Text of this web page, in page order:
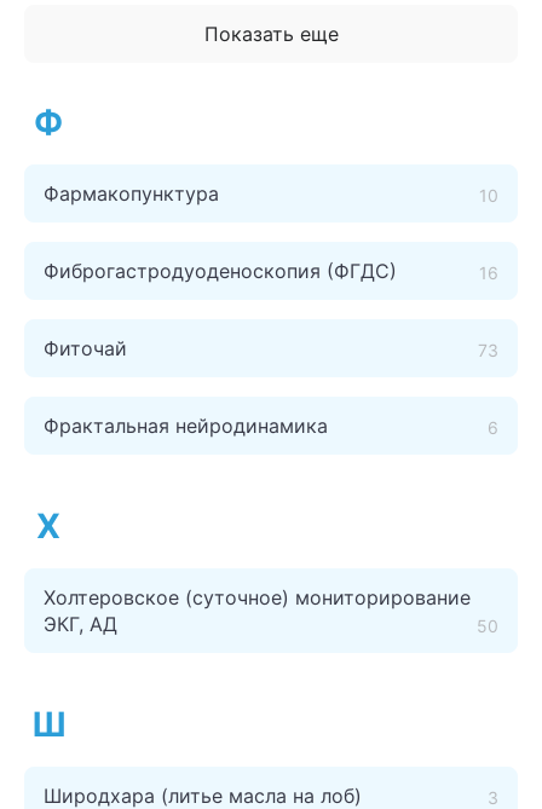
Показать еще
Ф
Фармакопунктура 10
Фиброгастродуоденоскопия (ФГДС) 16
Фиточай 73
Фрактальная нейродинамика 6
Х
Холтеровское (суточное) мониторирование
ЭКГ, АД
50
Ш
Широдхара (литье масла на лоб) 3